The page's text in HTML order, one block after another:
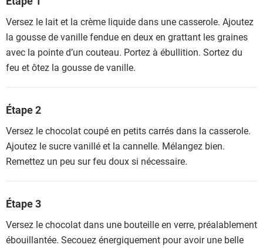
Versez le lait et la crème liquide dans une casserole. Ajoutez
la gousse de vanille fendue en deux en grattant les graines
avec la pointe d’un couteau. Portez à ébullition. Sortez du
feu et ôtez la gousse de vanille.
Étape 2
Versez le chocolat coupé en petits carrés dans la casserole.
Ajoutez le sucre vanillé et la cannelle. Mélangez bien.
Remettez un peu sur feu doux si nécessaire.
Étape 3
Versez le chocolat dans une bouteille en verre, préalablement
ébouillantée. Secouez énergiquement pour avoir une belle